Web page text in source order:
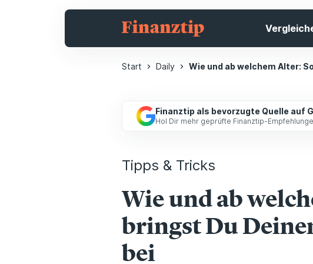
Start Daily Wie und ab welchem Alter:
Finanztip als bevorzugte Quelle auf
Hol Dir mehr geprüfte Finanztip-
Tipps & Tricks
Wie und ab
bringst Du
bei